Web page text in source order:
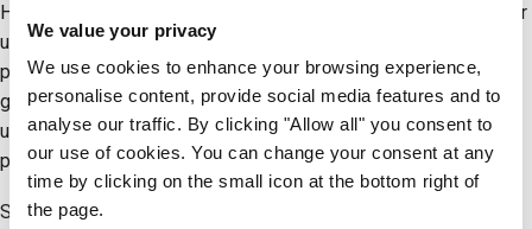
We value your privacy
We use cookies to enhance your browsing experience,
personalise content, provide social media features and to
analyse our traffic. By clicking "Allow all" you consent to
our use of cookies. You can change your consent at any
time by clicking on the small icon at the bottom right of
the page.
Hamas eller andre væpnede grupper. Ingen eksterne aktører har
utøvd myndighet over NRC Flyktninghjelpens styring,
programmer eller økonomi i Gaza. Dette er et faktum som
gjenspeiles i flere tiår med tilsyn fra donorer, revisjoner og
uavhengige gjennomganger, der ingen av disse noensinne har
påvist ekstern kontroll eller innblanding.
Sentralt i anklagene står påstanden om at NRC Flyktninghjelpen